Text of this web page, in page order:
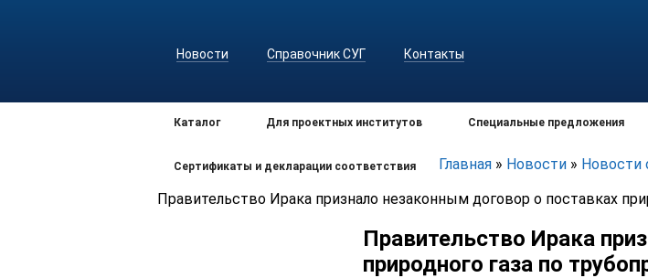
Новости Справочник СУГ Контакты
Каталог Для проектных институтов Специальные предложения
Сертификаты и декларации соответствия Главная » Новости » Новости
Правительство Ирака признало незаконным договор о поставках
Правительство Ирака
природного газа по